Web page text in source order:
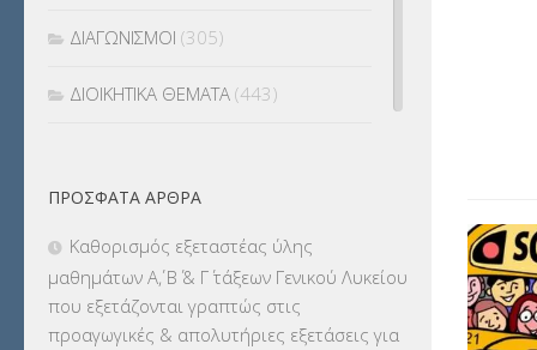
ΔΙΑΓΩΝΙΣΜΟΙ (305)
ΔΙΟΙΚΗΤΙΚΑ ΘΕΜΑΤΑ (443)
ΕΚΔΡΟΜΕΣ(7.354)
ΕΚΠΑΙΔΕΥΤΙΚΑ ΘΕΜΑΤΑ (2.823)
ΕΠΑΛ(366)
ΠΡΌΣΦΑΤΑ ΆΡΘΡΑ
Καθορισμός εξεταστέας ύλης
μαθημάτων Α΄, Β΄ & Γ΄ τάξεων Γενικού Λυκείου
που εξετάζονται γραπτώς στις
προαγωγικές & απολυτήριες εξετάσεις για